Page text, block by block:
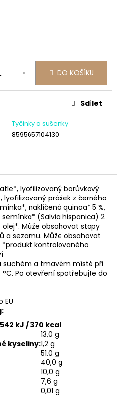
DO KOŠÍKU
Tyčinky a sušenky
8595657104130
Sdílet
lyofilizovaný borůvkový
lyofilizovaný prášek z černého
naklíčená quinoa* 5 %,
(Salvia hispanica) 2
olej*. Může obsahovat stopy
a sezamu. Může obsahovat
*produkt kontrolovaného
suchém a tmavém místě při
Po otevření spotřebujte do
EU
kJ / 370 kcal
13,0 g
kyseliny:1,2 g
51,0 g
40,0 g
10,0 g
7,6 g
0,01 g